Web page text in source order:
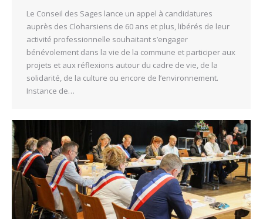
Le Conseil des Sages lance un appel à candidatures
auprès des Cloharsiens de 60 ans et plus, libérés de leur
activité professionnelle souhaitant s’engager
bénévolement dans la vie de la commune et participer aux
projets et aux réflexions autour du cadre de vie, de la
solidarité, de la culture ou encore de l’environnement.
Instance de…